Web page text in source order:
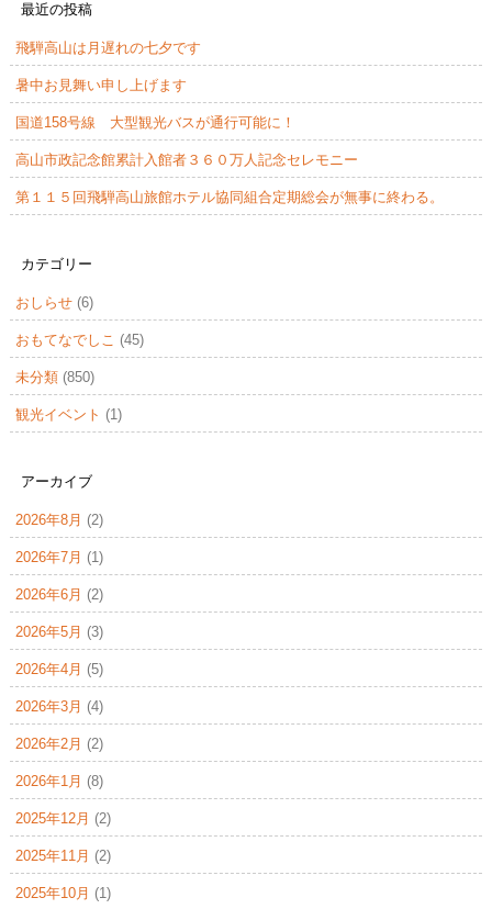
最近の投稿
飛騨高山は月遅れの七夕です
暑中お見舞い申し上げます
国道158号線 大型観光バスが通行可能に！
高山市政記念館累計入館者３６０万人記念セレモニー
第１１５回飛騨高山旅館ホテル協同組合定期総会が無事に終わる。
カテゴリー
おしらせ(6)
おもてなでしこ (45)
未分類(850)
観光イベント (1)
アーカイブ
2026年8月 (2)
2026年7月 (1)
2026年6月 (2)
2026年5月 (3)
2026年4月 (5)
2026年3月 (4)
2026年2月 (2)
2026年1月 (8)
2025年12月 (2)
2025年11月 (2)
2025年10月 (1)